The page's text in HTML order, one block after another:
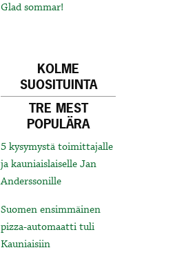
Glad sommar!
KOLME
SUOSITUINTA
TRE MEST
POPULÄRA
5 kysymystä toimittajalle
ja kauniaislaiselle Jan
Anderssonille
Suomen ensimmäinen
pizza-automaatti tuli
Kauniaisiin